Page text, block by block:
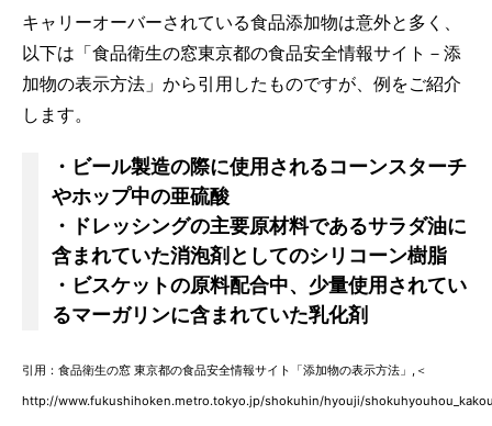
キャリーオーバーされている食品添加物は意外と多く、
以下は「食品衛生の窓東京都の食品安全情報サイト－添
加物の表示方法」から引用したものですが、例をご紹介
します。
・ビール製造の際に使用されるコーンスターチ
やホップ中の亜硫酸
・ドレッシングの主要原材料であるサラダ油に
含まれていた消泡剤としてのシリコーン樹脂
・ビスケットの原料配合中、少量使用されてい
るマーガリンに含まれていた乳化剤
引用：食品衛生の窓 東京都の食品安全情報サイト「添加物の表示方法」,＜
http://www.fukushihoken.metro.tokyo.jp/shokuhin/hyouji/